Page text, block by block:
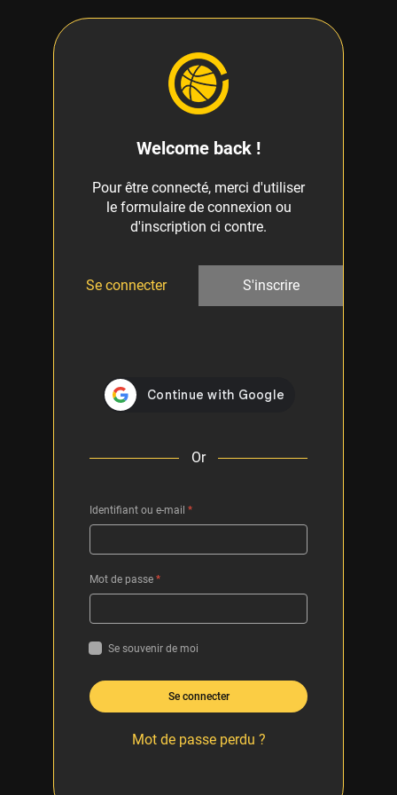
Welcome back !
Pour être connecté, merci d'utiliser
le formulaire de connexion ou
d'inscription ci contre.
Se connecter S'inscrire
Or
Identifiant ou e-mail *
Mot de passe *
Se souvenir de moi
Se connecter
Mot de passe perdu ?